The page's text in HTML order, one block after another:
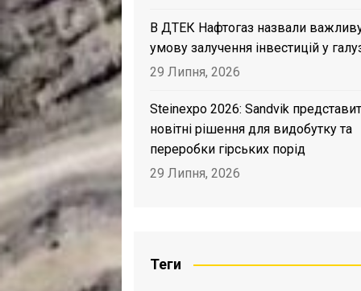
В ДТЕК Нафтогаз назвали
умову залучення інвестицій у
29 Липня, 2026
Steinexpo 2026: Sandvik
новітні рішення для видобутку та
переробки гірських порід
29 Липня, 2026
Теги